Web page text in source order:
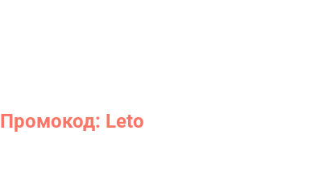
Промокод: Leto